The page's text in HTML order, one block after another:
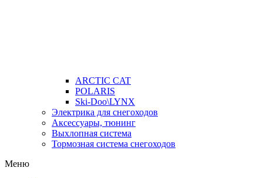
ARCTIC CAT
POLARIS
Ski-Doo\LYNX
Электрика для снегоходов
Аксессуары, тюнинг
Выхлопная система
Тормозная система снегоходов
Меню